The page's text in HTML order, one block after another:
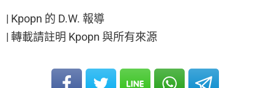
| Kpopn 的 D.W. 報導
| 轉載請註明 Kpopn 與所有來源